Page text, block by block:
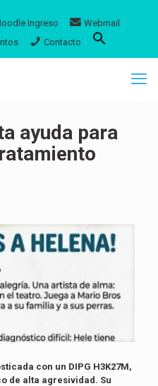
Ingreso
Webmail
Contacto
ayuda para
con un DIPG H3K27M,
de alta agresividad. Su